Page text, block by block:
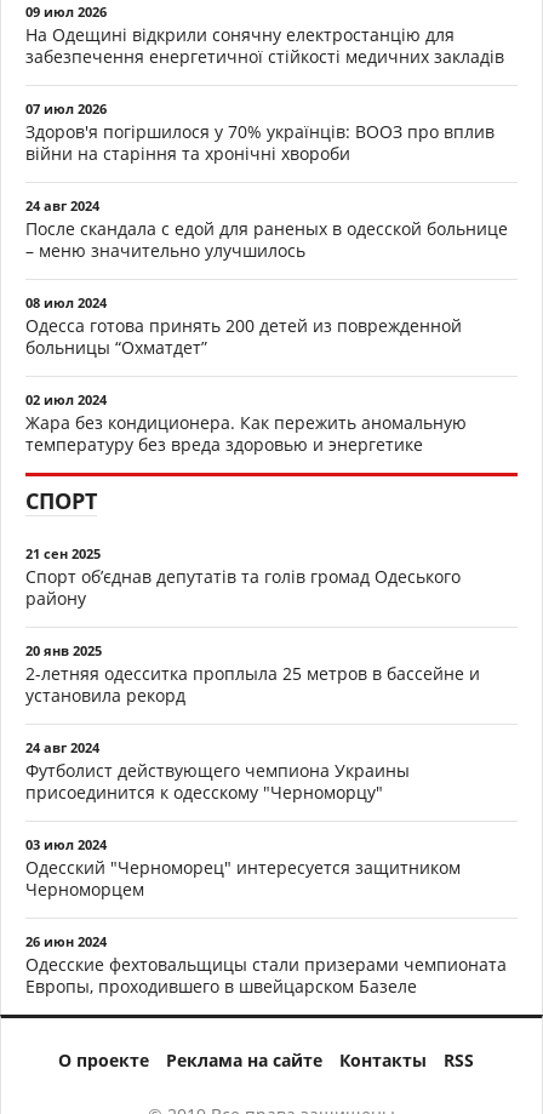
09 июл 2026
На Одещині відкрили сонячну електростанцію для
забезпечення енергетичної стійкості медичних закладів
07 июл 2026
Здоров'я погіршилося у 70% українців: ВООЗ про вплив
війни на старіння та хронічні хвороби
24 авг 2024
После скандала с едой для раненых в одесской больнице
– меню значительно улучшилось
08 июл 2024
Одесса готова принять 200 детей из поврежденной
больницы “Охматдет”
02 июл 2024
Жара без кондиционера. Как пережить аномальную
температуру без вреда здоровью и энергетике
СПОРТ
21 сен 2025
Спорт об’єднав депутатів та голів громад Одеського
району
20 янв 2025
2-летняя одесситка проплыла 25 метров в бассейне и
установила рекорд
24 авг 2024
Футболист действующего чемпиона Украины
присоединится к одесскому "Черноморцу"
03 июл 2024
Одесский "Черноморец" интересуется защитником
Черноморцем
26 июн 2024
Одесские фехтовальщицы стали призерами чемпионата
Европы, проходившего в швейцарском Базеле
О проекте Реклама на сайте Контакты RSS